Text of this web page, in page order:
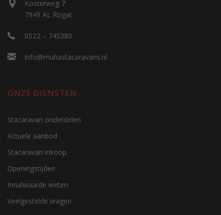
Kosterweg 7
7949 AL Rogat
0522 – 745380
info@muhastacaravans.nl
ONZE DIENSTEN
Stacaravan onderdelen
Actuele aanbod
Stacaravan inkoop
Openingstijden
Inruilwaarde weten
Veelgestelde vragen